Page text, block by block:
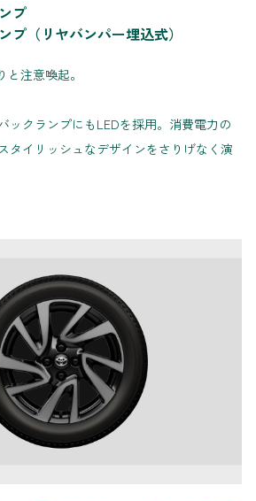
プ
プ（リヤバンパー埋込式）
注意喚起。
ックランプにもLEDを採用。消費電力の
タイリッシュなデザインをさりげなく演